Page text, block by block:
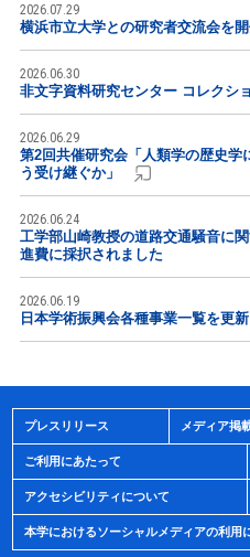
2026.07.29
横浜市立大学との研究者交流会を
2026.06.30
非文字資料研究センター コレクシ
2026.06.29
第2回共催研究会「人類学の歴史
う受け継ぐか」
2026.06.24
工学部山崎教授の道路交通騒音に
進費に採択されました
2026.06.19
日本学術振興会各種事業一覧を更
プレスリリース メディア掲
ご利用にあたって
アクセシビリティについて
本学におけるソーシャルメディアの利用